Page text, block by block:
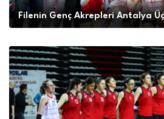
Filenin Genç Akrepleri Antalya